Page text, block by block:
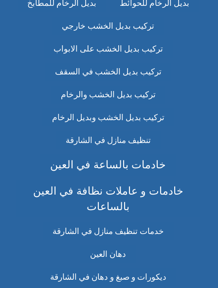
بديل الرخام للحوائط بديل الرخام للمطابخ
تركيب بديل الخشب خارجي
تركيب بديل الخشب على الابواب
تركيب بديل الخشب في السقف
تركيب بديل الخشب والرخام
تركيب بديل الخشب وبديل الرخام
تنظيف منازل في الشارقة
خادمات بالساعة في العين
خادمات و عاملات نظافة في العين
بالساعات
خدمات تنظيف منازل في الشارقة
دهان العين
ديكورات و صبغ و دهان في الشارقة